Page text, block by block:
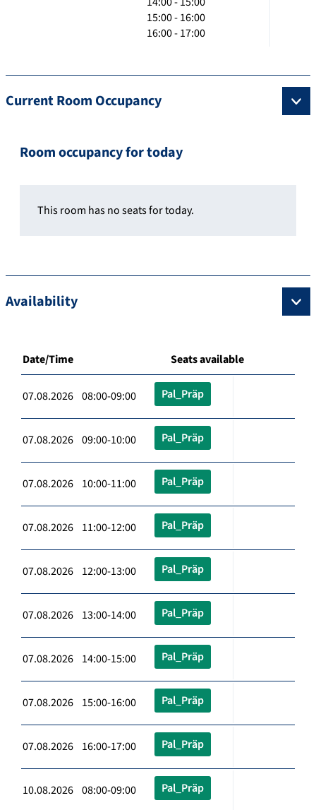
15:00 - 16:00
16:00 - 17:00
Current Room Occupancy
Room occupancy for today
This room has no seats for today.
Availability
Date/Time Seats available
07.08.2026 08:00-09:00 Pal_Präp
07.08.2026 09:00-10:00 Pal_Präp
07.08.2026 10:00-11:00 Pal_Präp
07.08.2026 11:00-12:00 Pal_Präp
07.08.2026 12:00-13:00 Pal_Präp
07.08.2026 13:00-14:00 Pal_Präp
07.08.2026 14:00-15:00 Pal_Präp
07.08.2026 15:00-16:00 Pal_Präp
07.08.2026 16:00-17:00 Pal_Präp
10.08.2026 08:00-09:00 Pal_Präp